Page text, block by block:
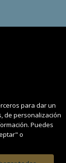
para dar un
de personalización
Puedes
o